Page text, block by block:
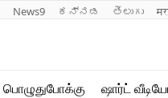
News9 ಕನ್ನಡ తెలుగు
பொழுதுபோக்கு ஷார்ட்